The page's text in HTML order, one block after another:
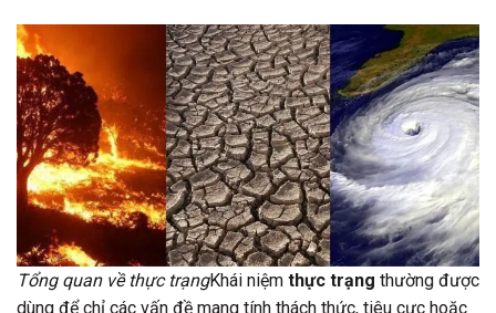
Tổng quan về thực trạngKhái niệm thực trạng thường được
dùng để chỉ các vấn đề mang tính thách thức, tiêu cực hoặc